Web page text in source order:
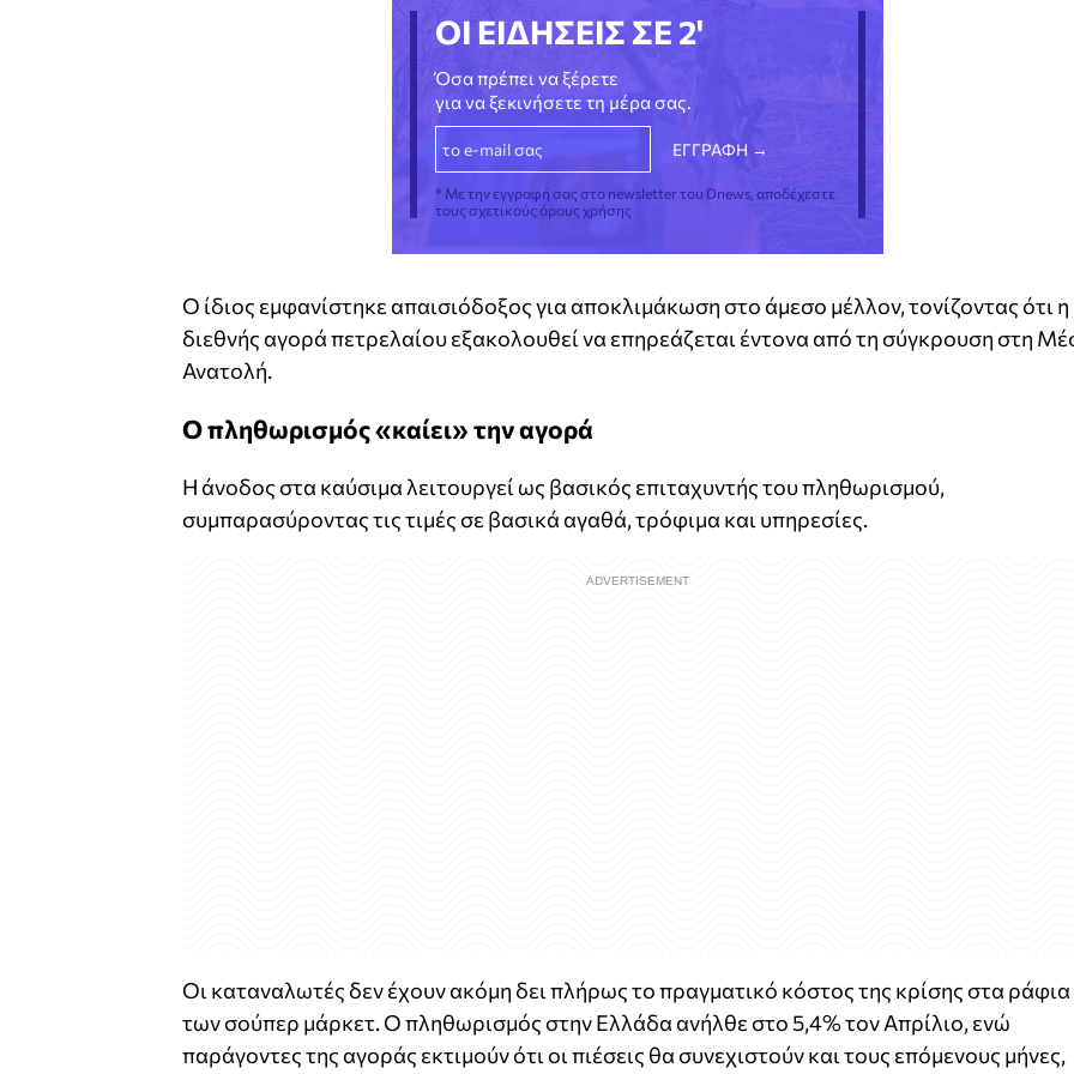
ΟΙ ΕΙΔΗΣΕΙΣ ΣΕ 2'
Όσα πρέπει να ξέρετε
για να ξεκινήσετε τη μέρα σας.
* Με την εγγραφή σας στο newsletter του Dnews, αποδέχεστε
τους σχετικούς όρους χρήσης
Ο ίδιος εμφανίστηκε απαισιόδοξος για αποκλιμάκωση στο άμεσο μέλλον, τονίζοντας ότι η
διεθνής αγορά πετρελαίου εξακολουθεί να επηρεάζεται έντονα από τη σύγκρουση στη
Ανατολή.
Ο πληθωρισμός «καίει» την αγορά
Η άνοδος στα καύσιμα λειτουργεί ως βασικός επιταχυντής του πληθωρισμού,
συμπαρασύροντας τις τιμές σε βασικά αγαθά, τρόφιμα και υπηρεσίες.
Οι καταναλωτές δεν έχουν ακόμη δει πλήρως το πραγματικό κόστος της κρίσης στα ράφια
των σούπερ μάρκετ. Ο πληθωρισμός στην Ελλάδα ανήλθε στο 5,4% τον Απρίλιο, ενώ
παράγοντες της αγοράς εκτιμούν ότι οι πιέσεις θα συνεχιστούν και τους επόμενους μήνες,